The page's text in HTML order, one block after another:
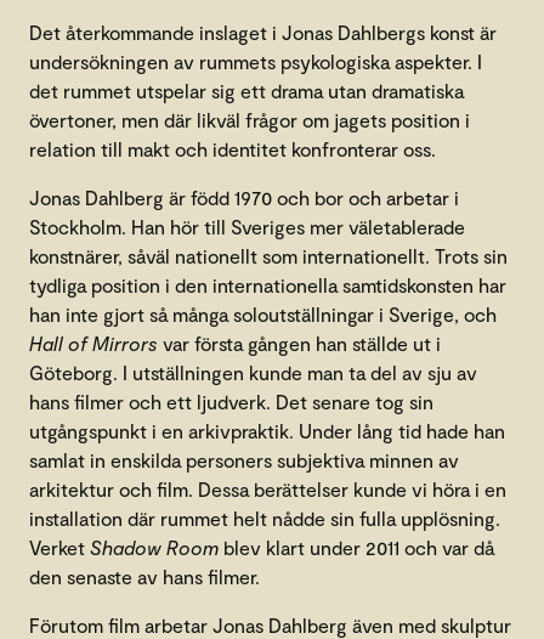
Det återkommande inslaget i Jonas Dahlbergs konst är
undersökningen av rummets psykologiska aspekter. I
det rummet utspelar sig ett drama utan dramatiska
övertoner, men där likväl frågor om jagets position i
relation till makt och identitet konfronterar oss.
Jonas Dahlberg är född 1970 och bor och arbetar i
Stockholm. Han hör till Sveriges mer väletablerade
konstnärer, såväl nationellt som internationellt. Trots sin
tydliga position i den internationella samtidskonsten har
han inte gjort så många soloutställningar i Sverige, och
Hall of Mirrors var första gången han ställde ut i
Göteborg. I utställningen kunde man ta del av sju av
hans filmer och ett ljudverk. Det senare tog sin
utgångspunkt i en arkivpraktik. Under lång tid hade han
samlat in enskilda personers subjektiva minnen av
arkitektur och film. Dessa berättelser kunde vi höra i en
installation där rummet helt nådde sin fulla upplösning.
Verket Shadow Room blev klart under 2011 och var då
den senaste av hans filmer.
Förutom film arbetar Jonas Dahlberg även med skulptur